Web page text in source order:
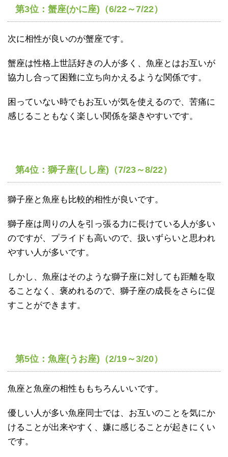
第3位：蟹座(かに座)（6/22～7/22）
次に相性が良いのが蟹座です。
蟹座は性格上世話好きの人が多く、魚座とはお互いが
協力し合って困難に立ち向かえるような関係です。
困っていない時でもお互いが気を使えるので、苦痛に
感じることもなく楽しい関係を築きやすいです。
第4位：獅子座(しし座)（7/23～8/22）
獅子座と魚座も比較的相性が良いです。
獅子座は周りの人を引っ張る力に長けている人が多い
のですが、プライドも高いので、扱いずらいと思われ
やすい人が多いです。
しかし、魚座はそのような獅子座に対しても距離を取
ることなく、褒めれるので、獅子座の成長をさらに促
すことができます。
第5位：魚座(うお座)（2/19～3/20）
魚座と魚座の相性ももちろんいいです。
優しい人が多い魚座同士では、お互いのことを気にか
けることが出来やすく、嫌に感じることが起きにくい
です。